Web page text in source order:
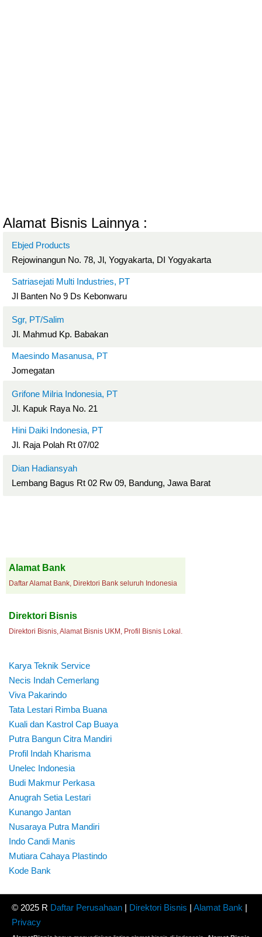
Alamat Bisnis Lainnya :
Ebjed Products
Rejowinangun No. 78, Jl, Yogyakarta, DI Yogyakarta
Satriasejati Multi Industries, PT
Jl Banten No 9 Ds Kebonwaru
Sgr, PT/Salim
Jl. Mahmud Kp. Babakan
Maesindo Masanusa, PT
Jomegatan
Grifone Milria Indonesia, PT
Jl. Kapuk Raya No. 21
Hini Daiki Indonesia, PT
Jl. Raja Polah Rt 07/02
Dian Hadiansyah
Lembang Bagus Rt 02 Rw 09, Bandung, Jawa Barat
Alamat Bank
Daftar Alamat Bank, Direktori Bank seluruh Indonesia
Direktori Bisnis
Direktori Bisnis, Alamat Bisnis UKM, Profil Bisnis Lokal.
Karya Teknik Service
Necis Indah Cemerlang
Viva Pakarindo
Tata Lestari Rimba Buana
Kuali dan Kastrol Cap Buaya
Putra Bangun Citra Mandiri
Profil Indah Kharisma
Unelec Indonesia
Budi Makmur Perkasa
Anugrah Setia Lestari
Kunango Jantan
Nusaraya Putra Mandiri
Indo Candi Manis
Mutiara Cahaya Plastindo
Kode Bank
© 2025 R Daftar Perusahaan | Direktori Bisnis | Alamat Bank |
Privacy